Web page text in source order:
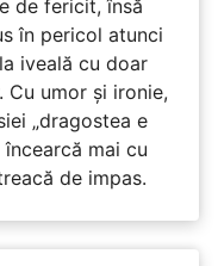
de fericit, însă
în pericol atunci
iveală cu doar
Cu umor și ironie,
„dragostea e
mai cu
de impas.